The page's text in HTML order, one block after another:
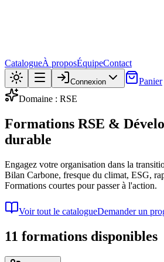
CatalogueÀ proposÉquipeContact
Connexion
Panier
Domaine : RSE
Formations RSE &
durable
Engagez votre organisation dans la
Bilan Carbone, fresque du climat, ESG,
Formations courtes pour passer à l'action.
Voir tout le catalogueDemander un
11 formations disponibles